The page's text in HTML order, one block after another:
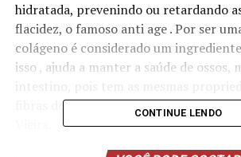
hidratada, prevenindo ou retardando
flacidez, o famoso anti age . Por ser
colágeno é considerado um
isso , ajuda a manter a saúde de ossos,
fibras dos vegetais”, explica a
CONTINUE LENDO